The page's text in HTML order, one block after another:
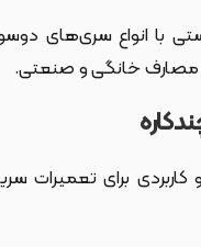
با انواع سری‌های
خانگی و صنعتی.
کاربردی برای